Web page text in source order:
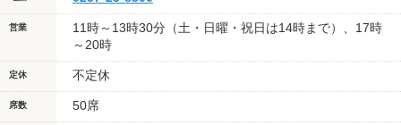
営業
11時～13時30分（土・日曜・祝日は14時まで）、17時
～20時
定休 不定休
席数 50席